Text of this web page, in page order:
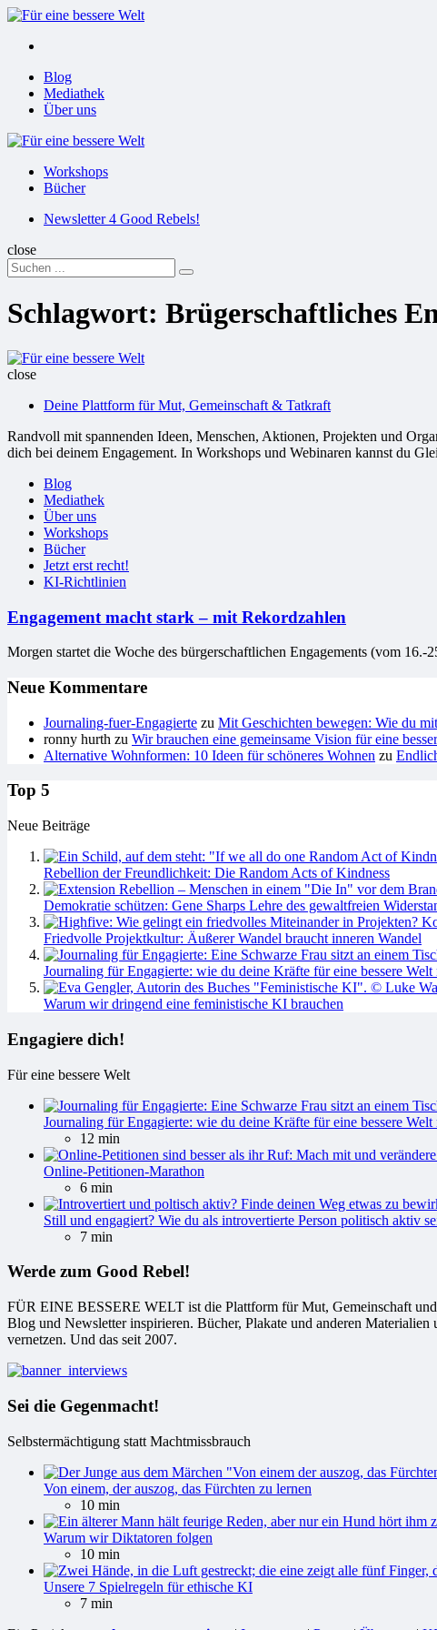
Menu
Menu
Blog
Mediathek
Über uns
Für
Workshops
Bücher
SuchenNewsletter 4 Good Rebels!
close
Search
for:
Suchen
Schlagwort: Brügerschaftliches
Für
Welt
close
Deine Plattform für Mut, Gemeinschaft & Tatkraft
Randvoll mit spannenden Ideen, Menschen, Aktionen, Projekten und
dich bei deinem Engagement. In Workshops und Webinaren kannst du
Blog
Mediathek
Über uns
Workshops
Bücher
Jetzt erst recht!
KI-Richtlinien
Engagement macht stark – mit Rekordzahlen
Morgen startet die Woche des bürger­schaft­li­chen Enga­ge­ments (vom
Neue Kommentare
Journaling-fuer-Engagierte zu Mit Geschichten bewegen: Wie du
ronny hurth zu Wir brauchen eine gemeinsame Vision für eine
Alternative Wohnformen: 10 Ideen für schöneres Wohnen zu
Top 5
Neue Beiträge
Rebellion der Freundlichkeit: Die Random Acts of Kindness
Demokratie schützen: Gene Sharps Lehre des gewaltfreien
Friedvolle Projektkultur: Äußerer Wandel braucht inneren Wandel
Journaling für Engagierte: wie du deine Kräfte für eine bessere
Warum wir dringend eine feministische KI brauchen
Engagiere dich!
Für eine bessere Welt
Journaling für Engagierte: wie du deine Kräfte für eine bessere
12 min
Online-Petitionen-Marathon
6 min
Still und engagiert? Wie du als introvertierte Person politisch aktiv
7 min
Werde zum Good Rebel!
FÜR EINE BESSERE WELT ist die Plattform für Mut, Gemeinschaft
Blog und Newsletter inspirieren. Bücher, Plakate und anderen
vernetzen. Und das seit 2007.
Sei die Gegenmacht!
Selbstermächtigung statt Machtmissbrauch
Von einem, der auszog, das Fürchten zu lernen
10 min
Warum wir Diktatoren folgen
10 min
Unsere 7 Spielregeln für ethische KI
7 min